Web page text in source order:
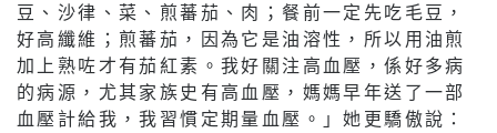
豆、沙律、菜、煎蕃茄、肉；餐前一定先吃毛豆，
好高纖維；煎蕃茄，因為它是油溶性，所以用油煎
加上熟咗才有茄紅素。我好關注高血壓，係好多病
的病源，尤其家族史有高血壓，媽媽早年送了一部
血壓計給我，我習慣定期量血壓。」她更驕傲說：